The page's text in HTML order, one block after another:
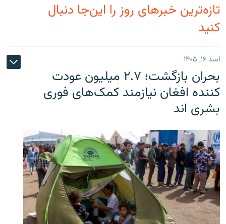
تازه‌ترین خبرهای روز را این‌جا دنبال
کنید
اسد ۱۶, ۱۴۰۵
بحران بازگشت؛ ۲.۷ میلیون عودت
کننده افغان نیازمند کمک‌های فوری
بشری اند